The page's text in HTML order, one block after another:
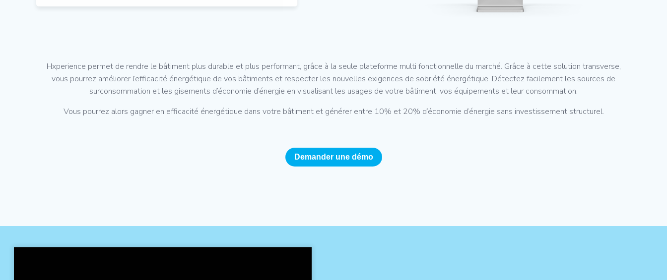
Hxperience permet de rendre le bâtiment plus durable et plus performant, grâce à la seule plateforme multi fonctionnelle du marché. Grâce à cette solution transverse,
vous pourrez améliorer l’efficacité énergétique de vos bâtiments et respecter les nouvelles exigences de sobriété énergétique. Détectez facilement les sources de
surconsommation et les gisements d’économie d’énergie en visualisant les usages de votre bâtiment, vos équipements et leur consommation.
Vous pourrez alors gagner en efficacité énergétique dans votre bâtiment et générer entre 10% et 20% d’économie d’énergie sans investissement structurel.
Demander une démo